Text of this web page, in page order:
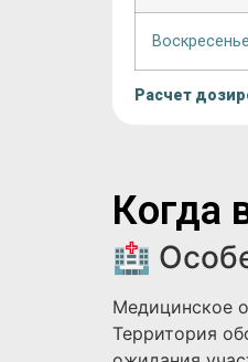
Воскресенье
Расчет
Когда
🏥
Медицинское
Территория